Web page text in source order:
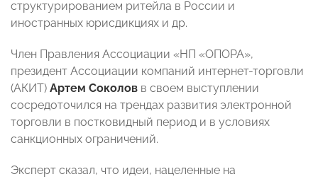
структурированием ритейла в России и
иностранных юрисдикциях и др.
Член Правления Ассоциации «НП «ОПОРА»,
президент Ассоциации компаний интернет-торговли
(АКИТ) Артем Соколов в своем выступлении
сосредоточился на трендах развития электронной
торговли в постковидный период и в условиях
санкционных ограничений.
Эксперт сказал, что идеи, нацеленные на